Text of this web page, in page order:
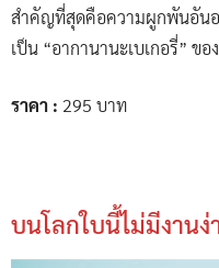
สำคัญที่สุดคือความผูกพันอันอ
เป็น “อากานานะเบเกอรี่” ข
ราคา : 295 บาท
บนโลกใบนี้ไม่มีงานง่